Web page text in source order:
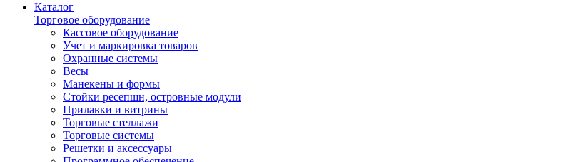
Каталог
Торговое оборудование
Кассовое оборудование
Учет и маркировка товаров
Охранные системы
Весы
Манекены и формы
Стойки ресепшн, островные модули
Прилавки и витрины
Торговые стеллажи
Торговые системы
Решетки и аксессуары